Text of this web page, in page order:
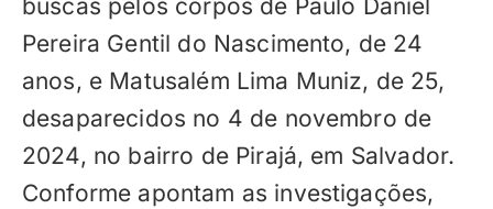
buscas pelos corpos de Paulo Daniel
Pereira Gentil do Nascimento, de 24
anos, e Matusalém Lima Muniz, de 25,
desaparecidos no 4 de novembro de
2024, no bairro de Pirajá, em Salvador.
Conforme apontam as investigações,